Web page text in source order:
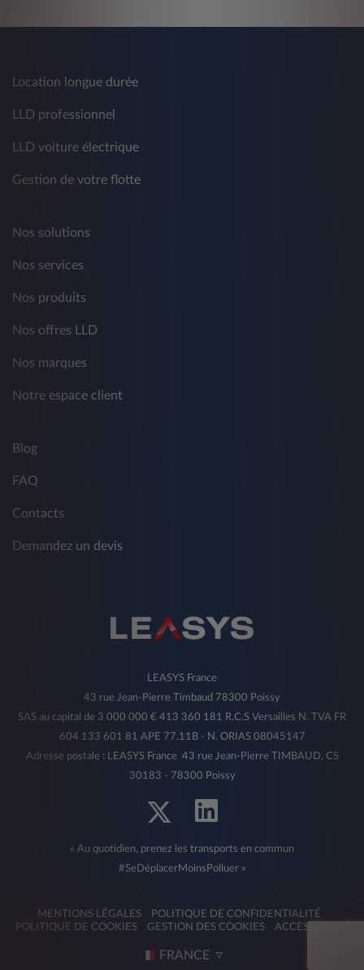
Location longue durée
LLD professionnel
LLD voiture électrique
Gestion de votre flotte
Nos solutions
Nos services
Nos produits
Nos offres LLD
Nos marques
Notre espace client
Blog
FAQ
Contacts
Demandez un devis
LEASYS France
43 rue Jean-Pierre Timbaud 78300 Poissy
SAS au capital de 3 000 000 € 413 360 181 R.C.S Versailles N. TVA FR
604 133 601 81 APE 77.11B - N. ORIAS 08045147
Adresse postale : LEASYS France 43 rue Jean-Pierre TIMBAUD, CS
30183 - 78300 Poissy
« Au quotidien, prenez les transports en commun
#SeDéplacerMoinsPolluer »
MENTIONS LÉGALES
POLITIQUE DE CONFIDENTIALITÉ
POLITIQUE DE COOKIES
GESTION DES COOKIES ACCESSIBILITÉ
FRANCE